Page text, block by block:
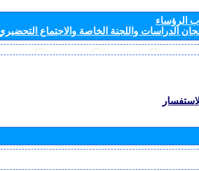
الرؤساء
الدراسات واللجنة الخاصة والاجتماع